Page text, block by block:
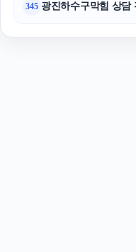
345 광진하수구막힘 상담